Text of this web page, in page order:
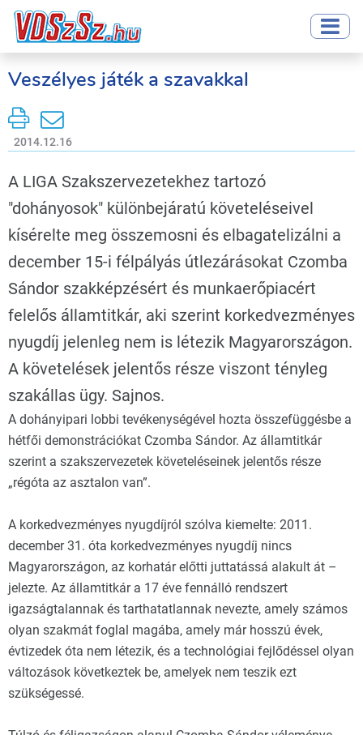
Veszélyes játék a szavakkal
2014.12.16
A LIGA Szakszervezetekhez tartozó
"dohányosok" különbejáratú követeléseivel
kísérelte meg összemosni és elbagatelizálni a
december 15-i félpályás útlezárásokat Czomba
Sándor szakképzésért és munkaerőpiacért
felelős államtitkár, aki szerint korkedvezményes
nyugdíj jelenleg nem is létezik Magyarországon.
A követelések jelentős része viszont tényleg
szakállas ügy. Sajnos.
A dohányipari lobbi tevékenységével hozta összefüggésbe a
hétfői demonstrációkat Czomba Sándor. Az államtitkár
szerint a szakszervezetek követeléseinek jelentős része
„régóta az asztalon van”.
A korkedvezményes nyugdíjról szólva kiemelte: 2011.
december 31. óta korkedvezményes nyugdíj nincs
Magyarországon, az korhatár előtti juttatássá alakult át –
jelezte. Az államtitkár a 17 éve fennálló rendszert
igazságtalannak és tarthatatlannak nevezte, amely számos
olyan szakmát foglal magába, amely már hosszú évek,
évtizedek óta nem létezik, és a technológiai fejlődéssel olyan
változások következtek be, amelyek nem teszik ezt
szükségessé.